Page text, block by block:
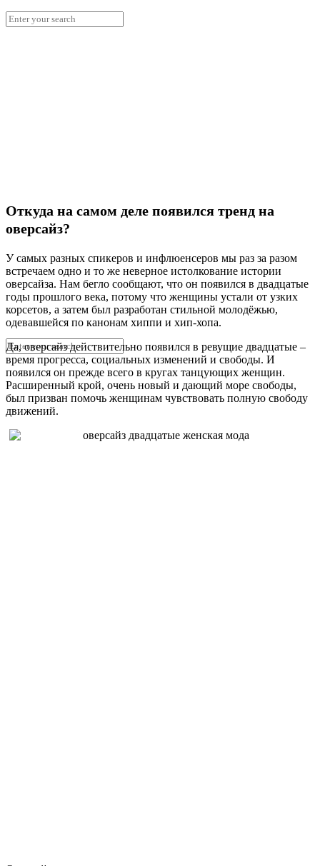
Откуда на самом деле появился тренд на
оверсайз?
У самых разных спикеров и инфлюенсеров мы раз за разом
встречаем одно и то же неверное истолкование истории
оверсайза. Нам бегло сообщают, что он появился в двадцатые
годы прошлого века, потому что женщины устали от узких
корсетов, а затем был разработан стильной молодёжью,
одевавшейся по канонам хиппи и хип-хопа.
Да, оверсайз действительно появился в ревущие двадцатые –
время прогресса, социальных изменений и свободы. И
появился он прежде всего в кругах танцующих женщин.
Расширенный крой, очень новый и дающий море свободы,
был призван помочь женщинам чувствовать полную свободу
движений.